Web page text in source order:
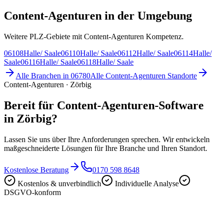
Content-Agenturen in der Umgebung
Weitere PLZ-Gebiete mit Content-Agenturen Kompetenz.
06108Halle/ Saale06110Halle/ Saale06112Halle/ Saale06114Halle/
Saale06116Halle/ Saale06118Halle/ Saale
Alle Branchen in 06780Alle Content-Agenturen Standorte
Content-Agenturen · Zörbig
Bereit für Content-Agenturen-Software
in Zörbig?
Lassen Sie uns über Ihre Anforderungen sprechen. Wir entwickeln
maßgeschneiderte Lösungen für Ihre Branche und Ihren Standort.
Kostenlose Beratung
0170 598 8648
Kostenlos & unverbindlich
Individuelle Analyse
DSGVO-konform